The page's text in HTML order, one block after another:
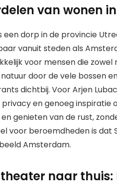
van wonen
een dorp in de provincie
vanuit steden als
voor mensen die zowel
door de vele bossen
dichtbij. Voor Arjen
en genoeg inspiratie
genieten van de rust,
voor beroemdheden is dat
Amsterdam.
naar